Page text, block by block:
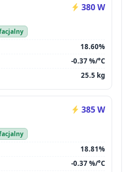
380 W
18.60%
-0.37 %/°C
25.5 kg
385 W
18.81%
-0.37 %/°C